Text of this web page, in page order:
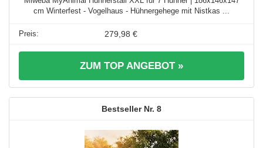
cm Winterfest - Vogelhaus - Hühnergehege mit Nistkas ...
279,98 €
ZUM TOP ANGEBOT »
8